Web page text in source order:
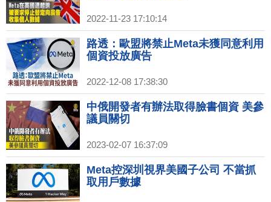
2022-11-23 17:10:14
路透：歐盟將禁止Meta未獲同意利用
個資投放廣告
2022-12-08 17:38:30
中俄開發者有辦法取得臉書個資 美參
議員關切
2023-02-07 16:37:09
Meta控深圳視界美國子公司 不當抓
取用戶數據